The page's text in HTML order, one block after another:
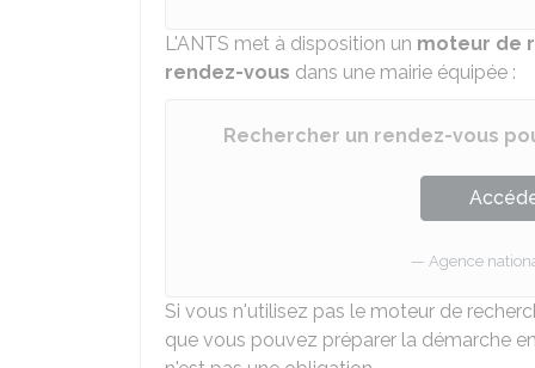
L'ANTS met à disposition un moteur de
rendez-vous dans une mairie équipée :
Rechercher un rendez-vous
Agence
Si vous n'utilisez pas le moteur de
que vous pouvez préparer la démarche